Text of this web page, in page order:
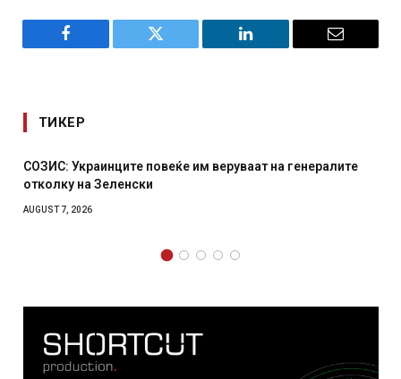
Facebook Twitter LinkedIn Email
ТИКЕР
на генералите
Рачна бомба експлодира пред зграда